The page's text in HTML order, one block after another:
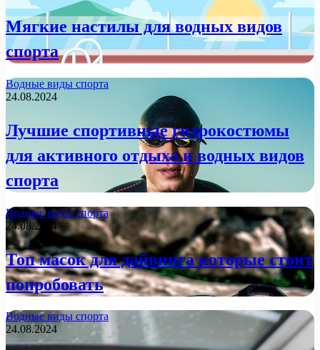
Мягкие настилы для водных видов
спорта
Водные виды спорта
24.08.2024
Лучшие спортивные гидрокостюмы
для активного отдыха и водных видов
спорта
Водные виды спорта
24.08.2024
Топ масок для дайвинга которые стоит
попробовать
Водные виды спорта
24.08.2024